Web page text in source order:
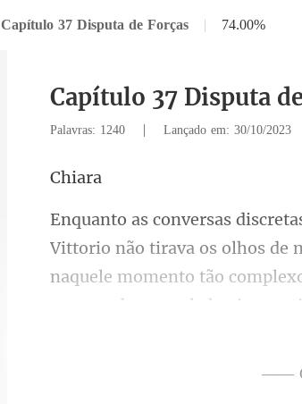
Capítulo 37 Disputa de Forças | 74.00%
Capítulo 37 Disputa
Palavras: 1240 | Lançado em: 30/10/2023
ia
naquele momento tão
——